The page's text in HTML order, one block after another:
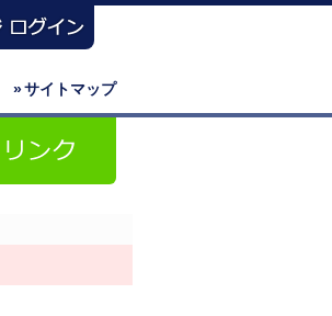
»サイトマップ